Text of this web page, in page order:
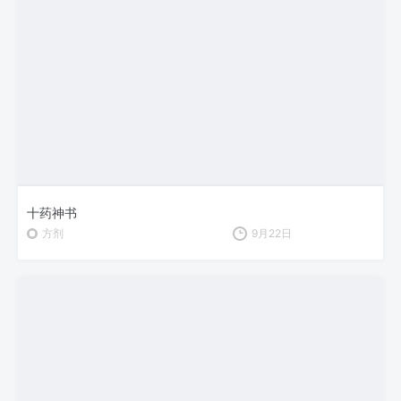
十药神书
方剂 9月22日